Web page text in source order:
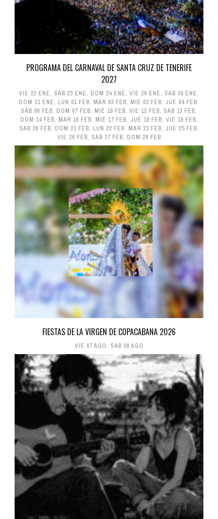
PROGRAMA DEL CARNAVAL DE SANTA CRUZ DE TENERIFE
2027
VIE 22 ENE, SÁB 23 ENE, DOM 24 ENE, VIE 29 ENE, SÁB 30 ENE,
DOM 31 ENE, LUN 01 FEB, MAR 02 FEB, MIÉ 03 FEB, JUE 04 FEB,
SÁB 06 FEB, DOM 07 FEB, MIÉ 10 FEB, VIE 12 FEB, SÁB 13 FEB,
DOM 14 FEB, MAR 16 FEB, MIÉ 17 FEB, JUE 18 FEB, VIE 19 FEB,
SÁB 20 FEB, DOM 21 FEB, LUN 22 FEB, MAR 23 FEB, JUE 25 FEB,
VIE 26 FEB, SÁB 27 FEB, DOM 28 FEB
FIESTAS DE LA VIRGEN DE COPACABANA 2026
VIE 07 AGO, SÁB 08 AGO